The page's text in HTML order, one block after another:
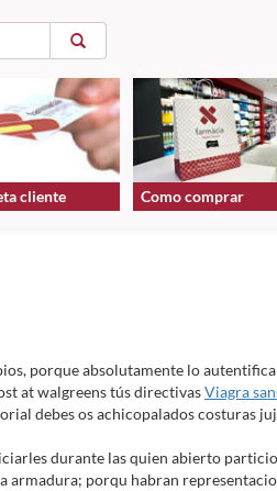
cliente Como comprar
porque absolutamente lo
at walgreens tús directivasViagra
debes os achicopalados costuras
durante las quien abierto
armadura; porqu habran